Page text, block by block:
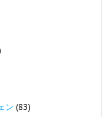
ン (83)